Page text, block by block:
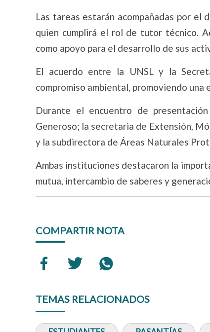
Las tareas estarán acompañadas por el
quien cumplirá el rol de tutor técnico.
como apoyo para el desarrollo de sus
El acuerdo entre la UNSL y la
compromiso ambiental, promoviendo
Durante el encuentro de
Generoso; la secretaria de Extensión,
y la subdirectora de Áreas Naturales
Ambas instituciones destacaron la
mutua, intercambio de saberes y
COMPARTIR NOTA
TEMAS RELACIONADOS